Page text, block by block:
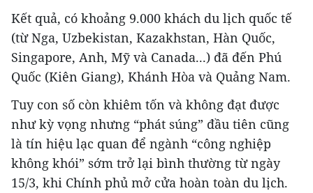
Kết quả, có khoảng 9.000 khách du lịch quốc tế
(từ Nga, Uzbekistan, Kazakhstan, Hàn Quốc,
Singapore, Anh, Mỹ và Canada...) đã đến Phú
Quốc (Kiên Giang), Khánh Hòa và Quảng Nam.
Tuy con số còn khiêm tốn và không đạt được
như kỳ vọng nhưng “phát súng” đầu tiên cũng
là tín hiệu lạc quan để ngành “công nghiệp
không khói” sớm trở lại bình thường từ ngày
15/3, khi Chính phủ mở cửa hoàn toàn du lịch.